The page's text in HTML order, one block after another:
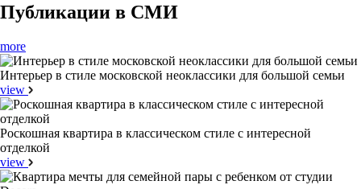
Публикации в СМИ
more
Интерьер в стиле московской неоклассики для большой семьи
view
Роскошная квартира в классическом стиле с интересной
отделкой
view